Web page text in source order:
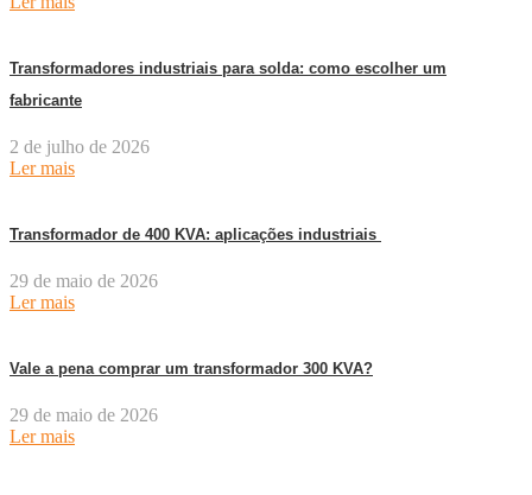
Transformadores industriais para solda: como escolher um
fabricante
2 de julho de 2026
Ler mais
Transformador de 400 KVA: aplicações industriais
29 de maio de 2026
Ler mais
Vale a pena comprar um transformador 300 KVA?
29 de maio de 2026
Ler mais